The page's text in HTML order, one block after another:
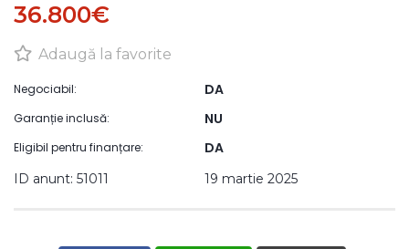
36.800€
Adaugă la favorite
Negociabil: DA
Garanție inclusă: NU
Eligibil pentru finanțare: DA
ID anunt: 51011 19 martie 2025